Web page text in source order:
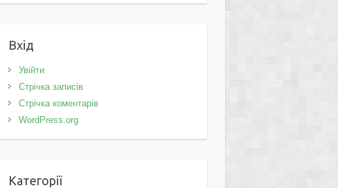
Вхід
Увійти
Стрічка записів
Стрічка коментарів
WordPress.org
Категорії